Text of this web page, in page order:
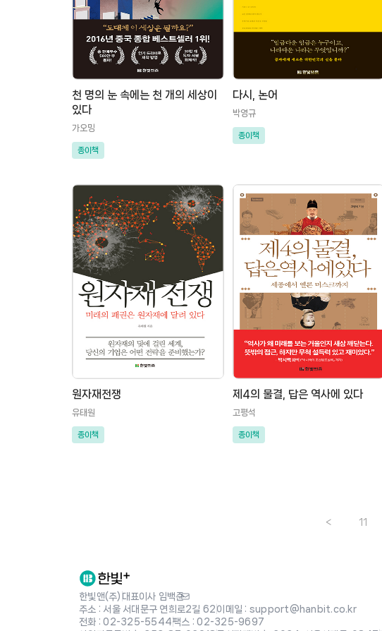
천 명의 눈 속에는 천 개의 세상이
있다
가오밍
종이책
다시, 논어
박영규
종이책
원자재전쟁
유태원
종이책
제4의 물결, 답은 역사에 있다
고평석
종이책
< 11
한빛앤(주) 대표이사 임백준
주소 : 서울 서대문구 연희로2길 62 |이메일 : support@hanbit.co.kr
전화 : 02-325-5544|팩스 : 02-325-9697